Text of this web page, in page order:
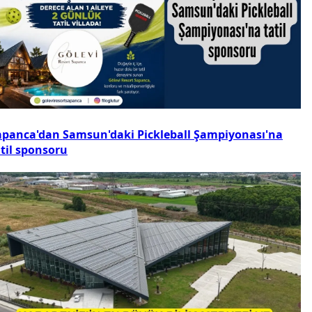
Samsun'daki Pickleball Şampiyonası'na
sponsoru